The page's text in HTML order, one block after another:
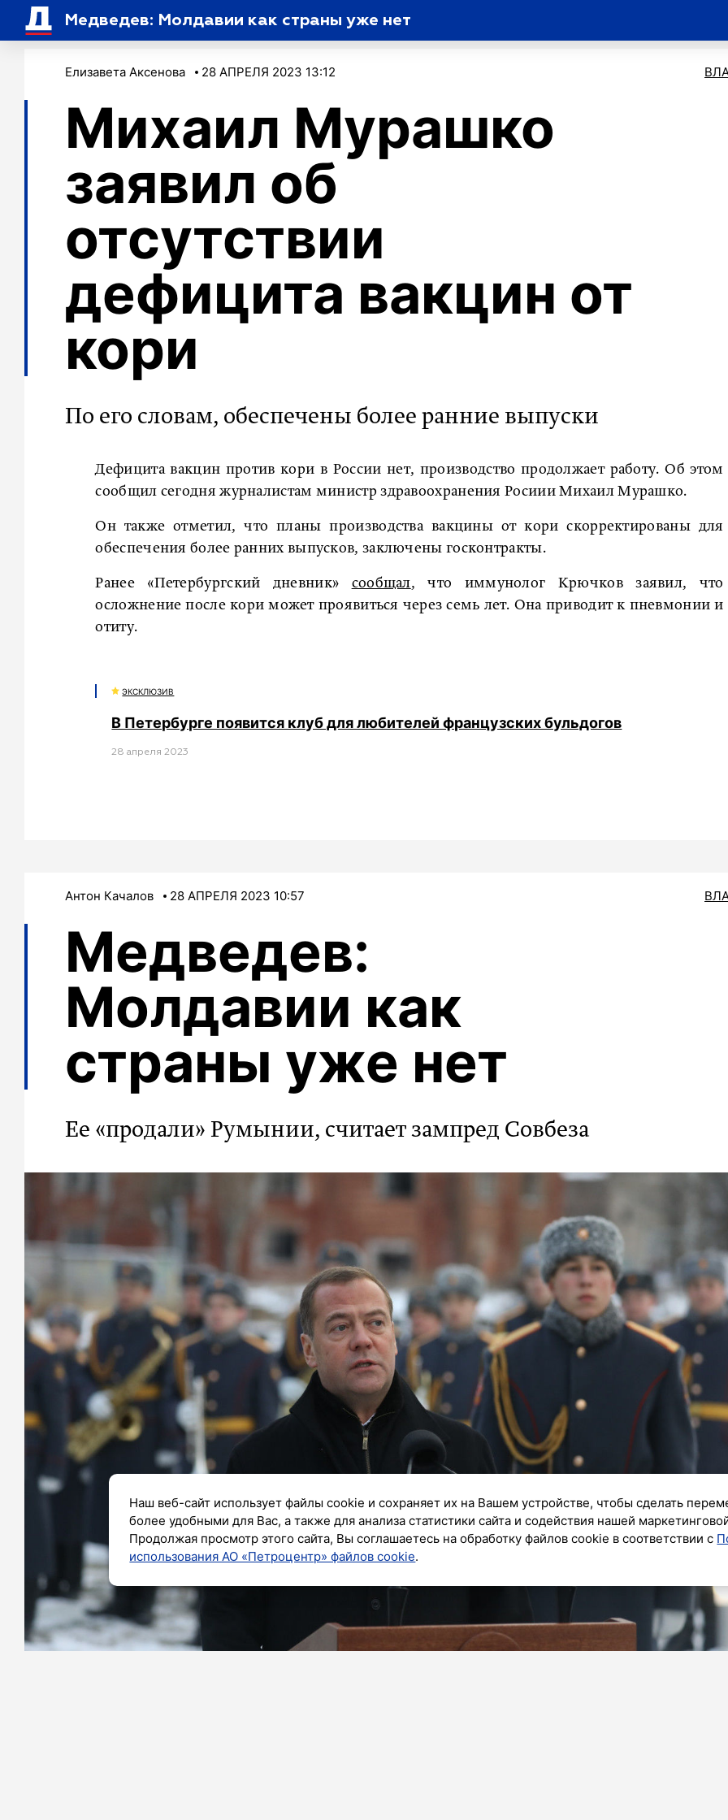
Медведев: Молдавии как страны уже нет
Елизавета Аксенова 28 АПРЕЛЯ 2023 13:12
Михаил Мурашко
заявил об
отсутствии
дефицита вакцин от
кори
По его словам, обеспечены более ранние выпуски
Дефицита вакцин против кори в России нет, производство продолжает работу. Об этом
сообщил сегодня журналистам министр здравоохранения Росиии Михаил Мурашко.
Он также отметил, что планы производства вакцины от кори скорректированы для
обеспечения более ранних выпусков, заключены госконтракты.
Ранее «Петербургский дневник» сообщал, что иммунолог Крючков заявил, что
осложнение после кори может проявиться через семь лет. Она приводит к пневмонии и
отиту.
ЭКСКЛЮЗИВ
В Петербурге появится клуб для любителей французских бульдогов
28 апреля 2023
Антон Качалов 28 АПРЕЛЯ 2023 10:57
Медведев:
Молдавии как
страны уже нет
Ее «продали» Румынии, считает зампред Совбеза
Наш веб-сайт использует файлы cookie и сохраняет их на Вашем устройстве, чтобы сделать
более удобными для Вас, а также для анализа статистики сайта и содействия нашей
Продолжая просмотр этого сайта, Вы соглашаетесь на обработку файлов cookie в соответствии с
использования АО «Петроцентр» файлов cookie.